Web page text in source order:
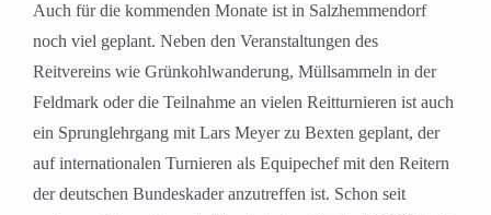
Auch für die kommenden Monate ist in Salzhemmendorf
noch viel geplant. Neben den Veranstaltungen des
Reitvereins wie Grünkohlwanderung, Müllsammeln in der
Feldmark oder die Teilnahme an vielen Reitturnieren ist auch
ein Sprunglehrgang mit Lars Meyer zu Bexten geplant, der
auf internationalen Turnieren als Equipechef mit den Reitern
der deutschen Bundeskader anzutreffen ist. Schon seit